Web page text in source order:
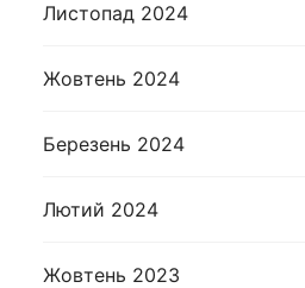
Листопад 2024
Жовтень 2024
Березень 2024
Лютий 2024
Жовтень 2023